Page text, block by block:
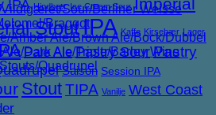
Sour/Berliner Weisse
Braggot
Amber Ale/Brown Ale/Bock/Dubbel
Dark Ale/Triple/Barley Wine
Quadrupel
IPA Hindbær Ice Cream Sour
StoutIPA Kaffe Kirsebær Lager
Pale Ale Pastry SourPastry
Saison Session IPA
StoutTIPA Vanilje West Coast